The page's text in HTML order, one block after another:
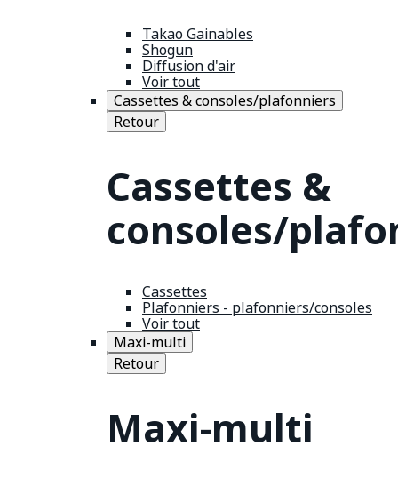
Takao Gainables
Shogun
Diffusion d'air
Voir tout
Cassettes & consoles/plafonniers
Retour
Cassettes &
consoles/
Cassettes
Plafonniers - plafonniers/consoles
Voir tout
Maxi-multi
Retour
Maxi-multi